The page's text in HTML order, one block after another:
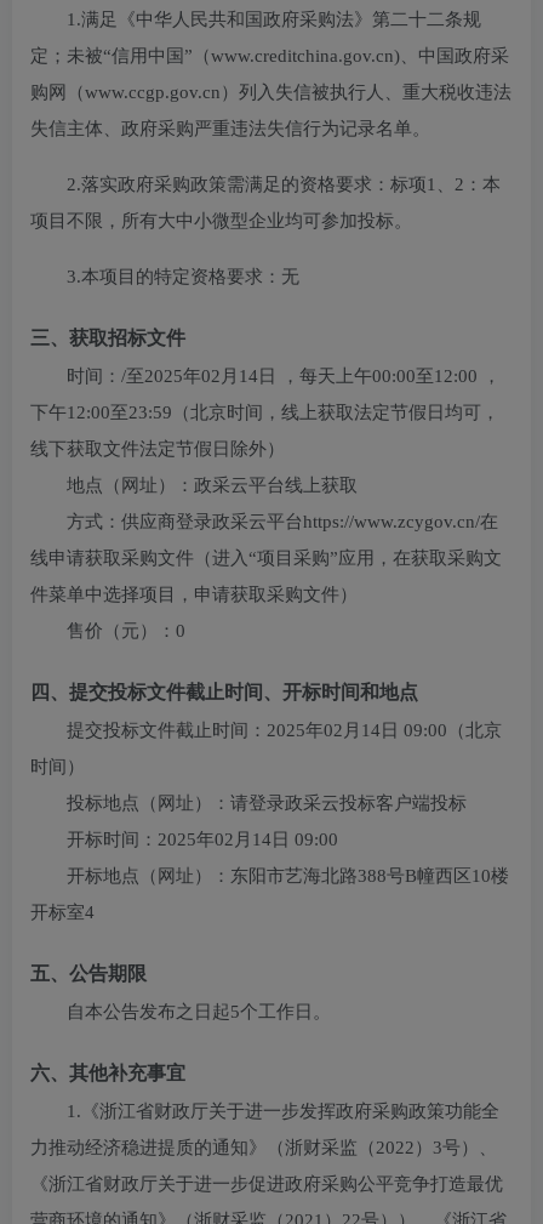
1.满足《中华人民共和国政府采购法》第二十二条规
定；未被“信用中国”（www.creditchina.gov.cn)、中国政府采
购网（www.ccgp.gov.cn）列入失信被执行人、重大税收违法
失信主体、政府采购严重违法失信行为记录名单。
2.落实政府采购政策需满足的资格要求： 标项1、2：本
项目不限，所有大中小微型企业均可参加投标。
3.本项目的特定资格要求： 无
三、获取招标文件
时间： /至2025年02月14日 ，每天上午00:00至12:00 ，
下午12:00至23:59 （北京时间，线上获取法定节假日均可，
线下获取文件法定节假日除外）
地点（网址）： 政采云平台线上获取
方式： 供应商登录政采云平台https://www.zcygov.cn/在
线申请获取采购文件（进入“项目采购”应用，在获取采购文
件菜单中选择项目，申请获取采购文件）
售价（元）： 0
四、提交投标文件截止时间、开标时间和地点
提交投标文件截止时间： 2025年02月14日 09:00 （北京
时间）
投标地点（网址）： 请登录政采云投标客户端投标
开标时间： 2025年02月14日 09:00
开标地点（网址）： 东阳市艺海北路388号B幢西区10楼
开标室4
五、公告期限
自本公告发布之日起5个工作日。
六、其他补充事宜
1.《浙江省财政厅关于进一步发挥政府采购政策功能全
力推动经济稳进提质的通知》（浙财采监（2022）3号）、
《浙江省财政厅关于进一步促进政府采购公平竞争打造最优